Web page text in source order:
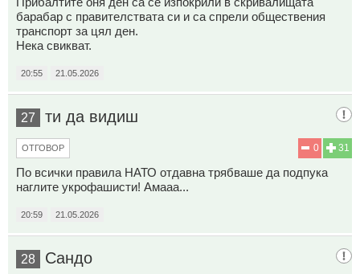
барабар с правителствата си и са спрели обществения
транспорт за цял ден.
Нека свикват.
20:55 21.05.2026
27 ти да видиш
31
0
ОТГОВОР
По всички правила НАТО отдавна трябваше да подпука
наглите укpoфашисти! Амааа...
20:59 21.05.2026
28 Сандо